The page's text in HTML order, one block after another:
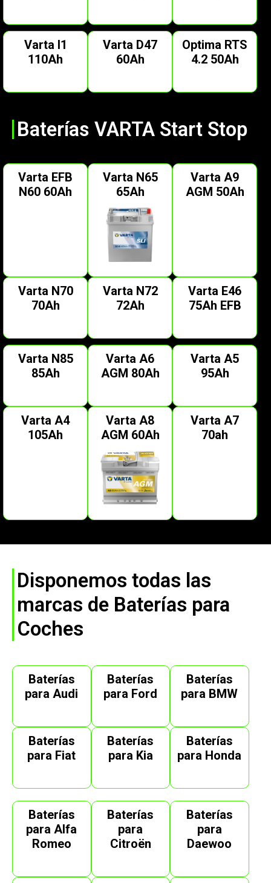
Varta I1
110Ah
Varta D47
60Ah
Optima RTS
4.2 50Ah
Baterías VARTA Start Stop
Varta EFB
N60 60Ah
Varta N65
65Ah
Varta A9
AGM 50Ah
Varta N70
70Ah
Varta N72
72Ah
Varta E46
75Ah EFB
Varta N85
85Ah
Varta A6
AGM 80Ah
Varta A5
95Ah
Varta A4
105Ah
Varta A8
AGM 60Ah
Varta A7
70ah
Disponemos todas las
marcas de Baterías para
Coches
Baterías
para Audi
Baterías
para Ford
Baterías
para BMW
Baterías
para Fiat
Baterías
para Kia
Baterías
para Honda
Baterías
para Alfa
Romeo
Baterías
para
Citroën
Baterías
para
Daewoo